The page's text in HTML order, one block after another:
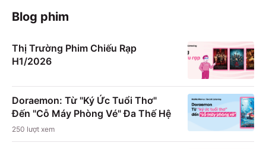
Blog phim
Thị Trường Phim Chiếu Rạp
H1/2026
Doraemon: Từ "Ký Ức Tuổi Thơ"
Đến "Cỗ Máy Phòng Vé" Đa Thế Hệ
250 lượt xem